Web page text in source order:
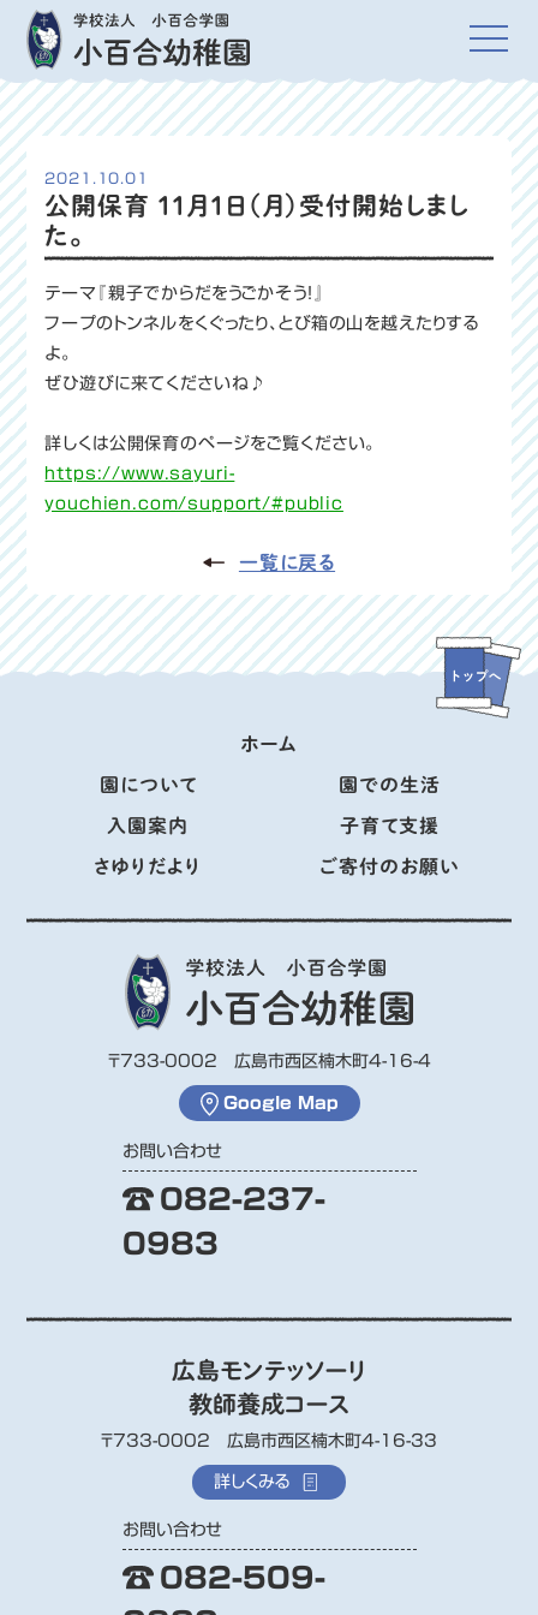
2021.10.01
公開保育 11月1日（月）受付開始しまし
た。
テーマ『親子でからだをうごかそう！』
フープのトンネルをくぐったり、とび箱の山を越えたりする
よ。
ぜひ遊びに来てくださいね♪
詳しくは公開保育のページをご覧ください。
https://www.sayuri-
youchien.com/support/#public
一覧に戻る
ホーム
園について 園での生活
入園案内 子育て支援
さゆりだより ご寄付のお願い
〒733-0002 広島市西区楠木町4-16-4
Google Map
お問い合わせ
082-237-
0983
広島モンテッソーリ
教師養成コース
〒733-0002 広島市西区楠木町4-16-33
詳しくみる
お問い合わせ
082-509-